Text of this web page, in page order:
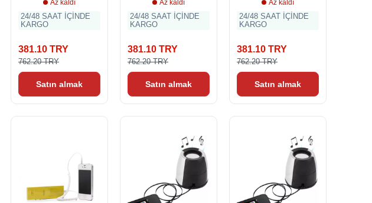
Az kaldı
24/48 SAAT İÇİNDE
KARGO
381.10 TRY
762.20 TRY
Satın almak
Az kaldı
24/48 SAAT İÇİNDE
KARGO
381.10 TRY
762.20 TRY
Satın almak
Az kaldı
24/48 SAAT İÇİNDE
KARGO
381.10 TRY
762.20 TRY
Satın almak